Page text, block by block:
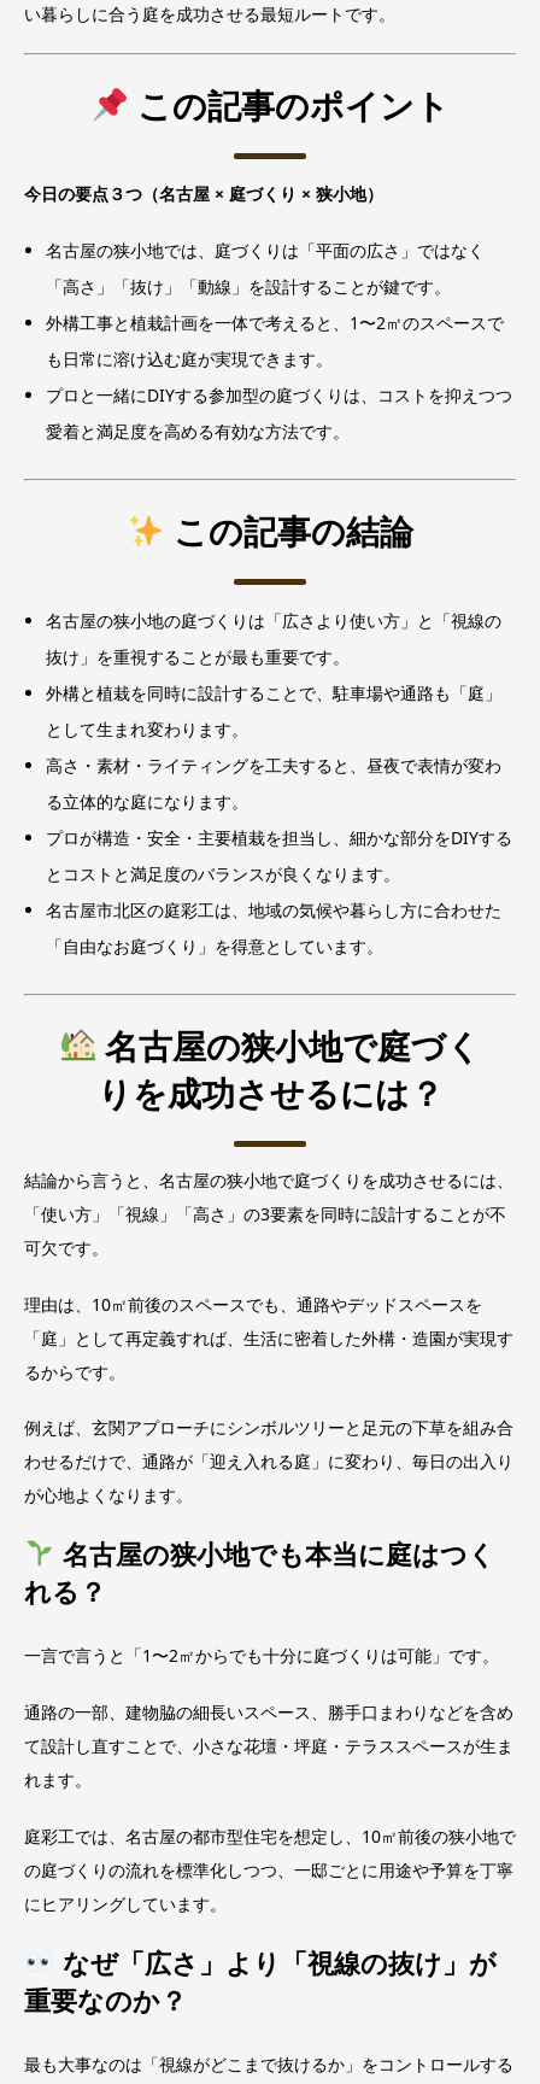
い暮らしに合う庭を成功させる最短ルートです。
この記事のポイント
今日の要点３つ（名古屋 × 庭づくり × 狭小地）
名古屋の狭小地では、庭づくりは「平面の広さ」ではなく
「高さ」「抜け」「動線」を設計することが鍵です。
外構工事と植栽計画を一体で考えると、1〜2㎡のスペースで
も日常に溶け込む庭が実現できます。
プロと一緒にDIYする参加型の庭づくりは、コストを抑えつつ
愛着と満足度を高める有効な方法です。
この記事の結論
名古屋の狭小地の庭づくりは「広さより使い方」と「視線の
抜け」を重視することが最も重要です。
外構と植栽を同時に設計することで、駐車場や通路も「庭」
として生まれ変わります。
高さ・素材・ライティングを工夫すると、昼夜で表情が変わ
る立体的な庭になります。
プロが構造・安全・主要植栽を担当し、細かな部分をDIYする
とコストと満足度のバランスが良くなります。
名古屋市北区の庭彩工は、地域の気候や暮らし方に合わせた
「自由なお庭づくり」を得意としています。
名古屋の狭小地で庭づく
りを成功させるには？
結論から言うと、名古屋の狭小地で庭づくりを成功させるには、
「使い方」「視線」「高さ」の3要素を同時に設計することが不
可欠です。
理由は、10㎡前後のスペースでも、通路やデッドスペースを
「庭」として再定義すれば、生活に密着した外構・造園が実現す
るからです。
例えば、玄関アプローチにシンボルツリーと足元の下草を組み合
わせるだけで、通路が「迎え入れる庭」に変わり、毎日の出入り
が心地よくなります。
名古屋の狭小地でも本当に庭はつく
れる？
一言で言うと「1〜2㎡からでも十分に庭づくりは可能」です。
通路の一部、建物脇の細長いスペース、勝手口まわりなどを含め
て設計し直すことで、小さな花壇・坪庭・テラススペースが生ま
れます。
庭彩工では、名古屋の都市型住宅を想定し、10㎡前後の狭小地で
の庭づくりの流れを標準化しつつ、一邸ごとに用途や予算を丁寧
にヒアリングしています。
なぜ「広さ」より「視線の抜け」が
重要なのか？
最も大事なのは「視線がどこまで抜けるか」をコントロールする